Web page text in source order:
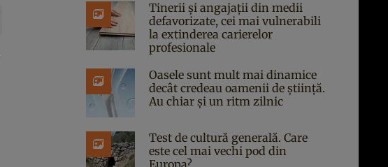
Tinerii și angajații din medii
defavorizate, cei mai vulnerabili
la extinderea carierelor
profesionale
Oasele sunt mult mai dinamice
decât credeau oamenii de știință.
Au chiar și un ritm zilnic
Test de cultură generală. Care
este cel mai vechi pod din
Europa?